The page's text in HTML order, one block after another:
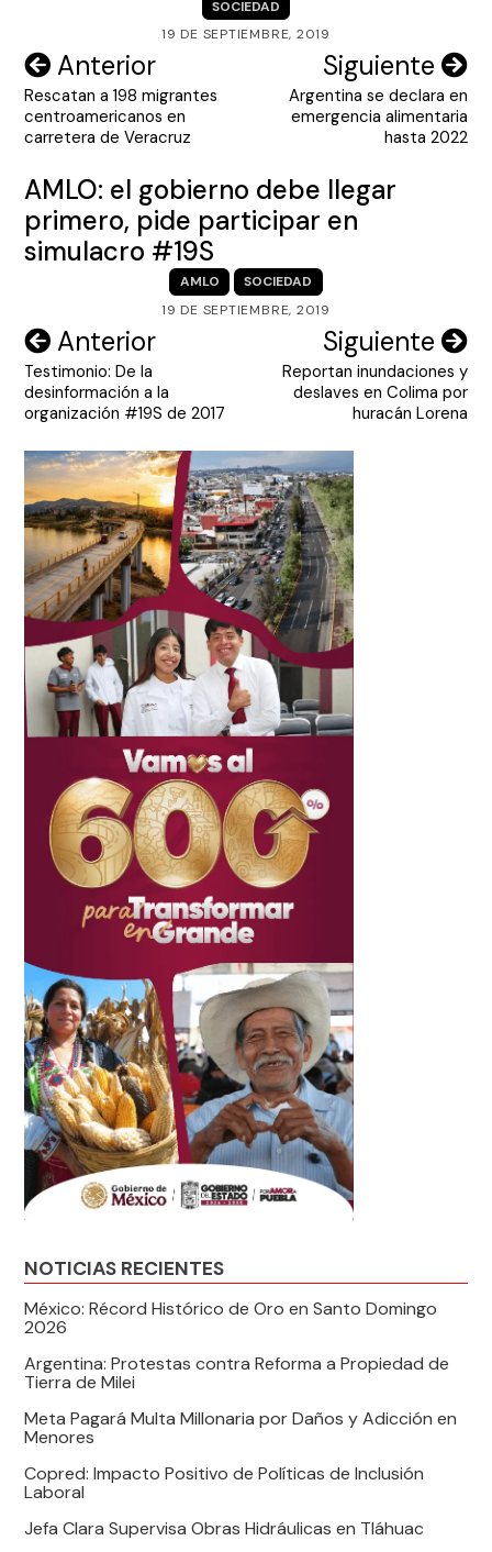
SOCIEDAD
19 DE SEPTIEMBRE, 2019
Navegación
de
entradas
Anterior
Rescatan a 198 migrantes
centroamericanos en
carretera de Veracruz
Siguiente
Argentina se declara en
emergencia alimentaria
hasta 2022
AMLO: el gobierno debe llegar
primero, pide participar en
simulacro #19S
AMLO
SOCIEDAD
19 DE SEPTIEMBRE, 2019
Navegación
de
entradas
Anterior
Testimonio: De la
desinformación a la
organización #19S de 2017
Siguiente
Reportan inundaciones y
deslaves en Colima por
huracán Lorena
NOTICIAS RECIENTES
México: Récord Histórico de Oro en Santo Domingo
2026
Argentina: Protestas contra Reforma a Propiedad de
Tierra de Milei
Meta Pagará Multa Millonaria por Daños y Adicción en
Menores
Copred: Impacto Positivo de Políticas de Inclusión
Laboral
Jefa Clara Supervisa Obras Hidráulicas en Tláhuac